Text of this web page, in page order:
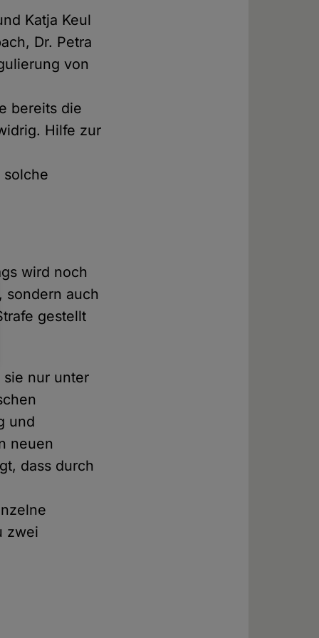
Katja Keul
Dr. Petra
von
bereits die
Hilfe zur
solche
wird noch
sondern auch
gestellt
nur unter
und
neuen
dass durch
zwei